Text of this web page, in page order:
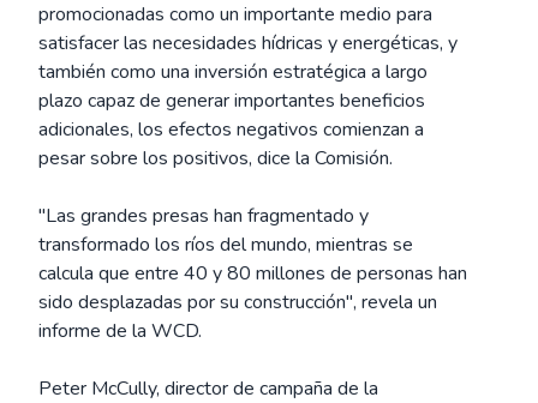
promocionadas como un importante medio para
satisfacer las necesidades hídricas y energéticas, y
también como una inversión estratégica a largo
plazo capaz de generar importantes beneficios
adicionales, los efectos negativos comienzan a
pesar sobre los positivos, dice la Comisión.
"Las grandes presas han fragmentado y
transformado los ríos del mundo, mientras se
calcula que entre 40 y 80 millones de personas han
sido desplazadas por su construcción", revela un
informe de la WCD.
Peter McCully, director de campaña de la